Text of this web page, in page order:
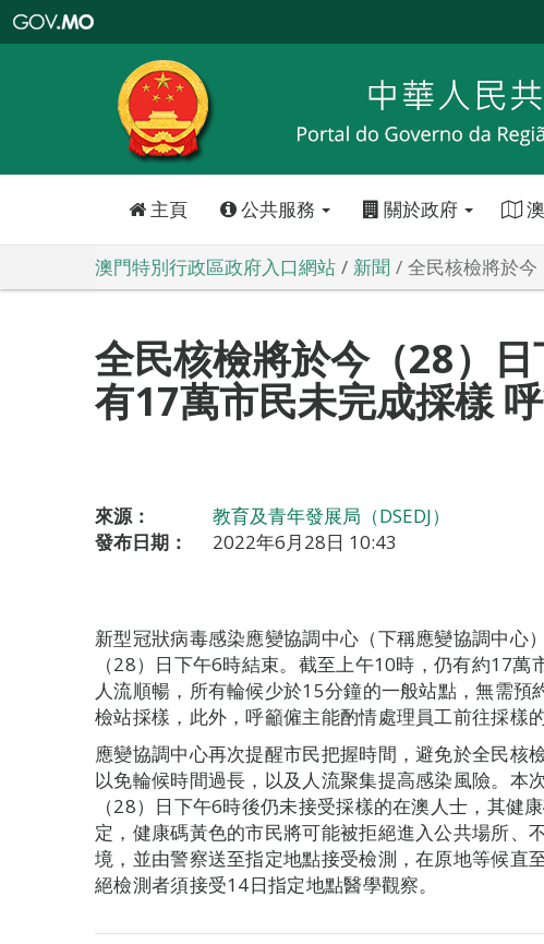
特
政
區
政
口
主頁 公共服務 關於政府
澳門特別行政區政府入口網站 新聞 全民核檢將於
全民核檢將於今（28）
有17萬市民未完成採樣
來源：
教育及青年發展局（DSEDJ）
發布日期：
2022年6月28日 10:43
新型冠狀病毒感染應變協調中心（下稱應變協調中心
（28）日下午6時結束。截至上午10時，仍有約17
人流順暢，所有輪候少於15分鐘的一般站點，無需預
檢站採樣，此外，呼籲僱主能酌情處理員工前往採樣的
應變協調中心再次提醒市民把握時間，避免於全民核
以免輪候時間過長，以及人流聚集提高感染風險。本
（28）日下午6時後仍未接受採樣的在澳人士，其健
定，健康碼黃色的市民將可能被拒絕進入公共場所、
境，並由警察送至指定地點接受檢測，在原地等候直
絕檢測者須接受14日指定地點醫學觀察。